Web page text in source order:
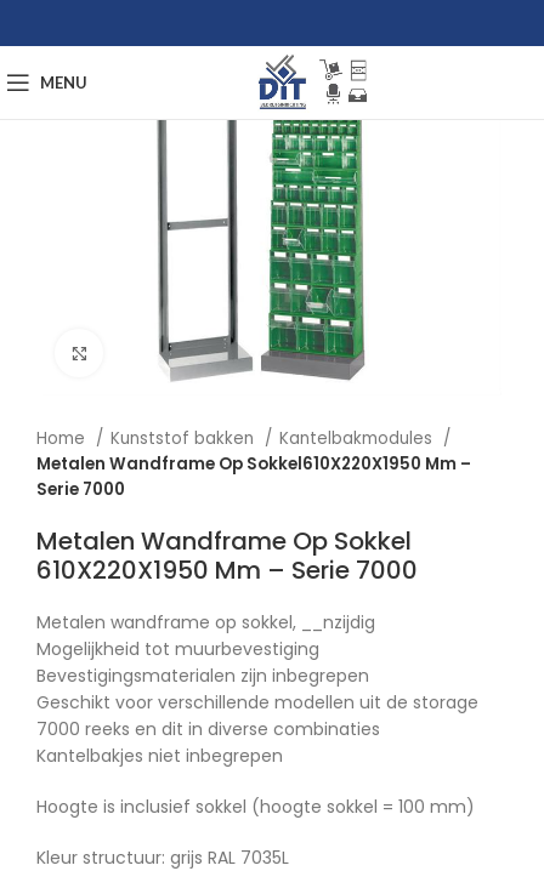
MENU
Afbeelding vergroten
Home Kunststof bakken
Kantelbakmodules
Metalen Wandframe Op Sokkel610X220X1950 Mm –
Serie 7000
Metalen Wandframe Op Sokkel
610X220X1950 Mm – Serie 7000
Metalen wandframe op sokkel, __nzijdig
Mogelijkheid tot muurbevestiging
Bevestigingsmaterialen zijn inbegrepen
Geschikt voor verschillende modellen uit de storage
7000 reeks en dit in diverse combinaties
Kantelbakjes niet inbegrepen
Hoogte is inclusief sokkel (hoogte sokkel = 100 mm)
Kleur structuur: grijs RAL 7035L